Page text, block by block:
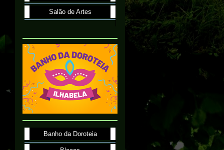
Salão de Artes
Banho da Doroteia